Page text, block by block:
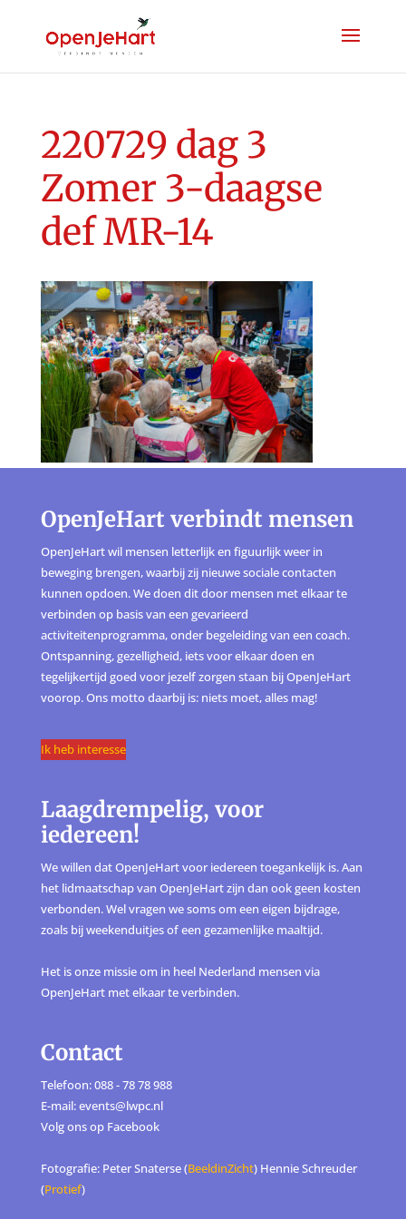
220729 dag 3
Zomer 3-daagse
def MR-14
OpenJeHart verbindt mensen
OpenJeHart wil mensen letterlijk en figuurlijk weer in
beweging brengen, waarbij zij nieuwe sociale contacten
kunnen opdoen. We doen dit door mensen met elkaar te
verbinden op basis van een gevarieerd
activiteitenprogramma, onder begeleiding van een coach.
Ontspanning, gezelligheid, iets voor elkaar doen en
tegelijkertijd goed voor jezelf zorgen staan bij OpenJeHart
voorop. Ons motto daarbij is: niets moet, alles mag!
Ik heb interesse
Laagdrempelig, voor
iedereen!
We willen dat OpenJeHart voor iedereen toegankelijk is. Aan
het lidmaatschap van OpenJeHart zijn dan ook geen kosten
verbonden. Wel vragen we soms om een eigen bijdrage,
zoals bij weekenduitjes of een gezamenlijke maaltijd.
Het is onze missie om in heel Nederland mensen via
OpenJeHart met elkaar te verbinden.
Contact
Telefoon: 088 - 78 78 988
E-mail: events@lwpc.nl
Volg ons op Facebook
Fotografie: Peter Snaterse (BeeldinZicht) Hennie Schreuder
(Protief)